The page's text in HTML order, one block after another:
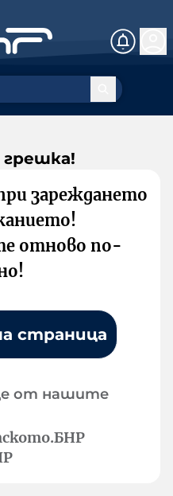
грешка!
зареждането
отново по-
страница
от нашите